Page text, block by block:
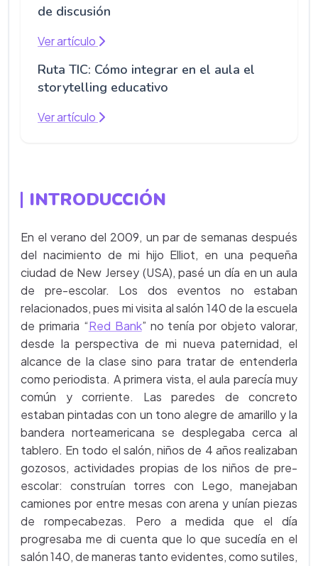
de discusión
Ver artículo
Ruta TIC: Cómo integrar en el aula el
storytelling educativo
Ver artículo
INTRODUCCIÓN
En el verano del 2009, un par de semanas después
del nacimiento de mi hijo Elliot, en una pequeña
ciudad de New Jersey (USA), pasé un día en un aula
de pre-escolar. Los dos eventos no estaban
relacionados, pues mi visita al salón 140 de la escuela
de primaria “Red Bank” no tenía por objeto valorar,
desde la perspectiva de mi nueva paternidad, el
alcance de la clase sino para tratar de entenderla
como periodista. A primera vista, el aula parecía muy
común y corriente. Las paredes de concreto
estaban pintadas con un tono alegre de amarillo y la
bandera norteamericana se desplegaba cerca al
tablero. En todo el salón, niños de 4 años realizaban
gozosos, actividades propias de los niños de pre-
escolar: construían torres con Lego, manejaban
camiones por entre mesas con arena y unían piezas
de rompecabezas. Pero a medida que el día
progresaba me di cuenta que lo que sucedía en el
salón 140, de maneras tanto evidentes, como sutiles,